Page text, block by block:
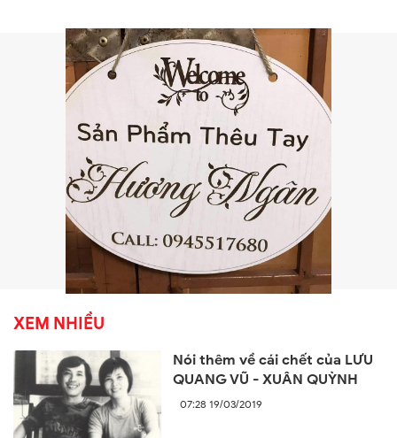
XEM NHIỀU
Nói thêm về cái chết của LƯU
QUANG VŨ - XUÂN QUỲNH
07:28 19/03/2019